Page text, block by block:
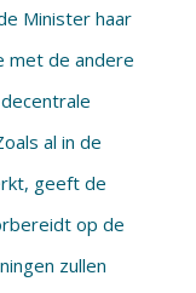
Minister haar
met de andere
al in de
geeft de
op de
zullen